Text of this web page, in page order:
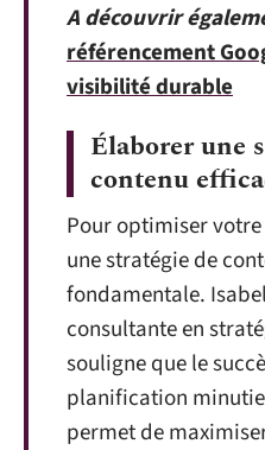
A découvrir
référencement
visibilité durable
Élaborer une
contenu
Pour optimiser
une stratégie de
fondamentale.
consultante en
souligne que le
planification
permet de